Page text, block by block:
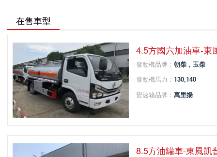
在售車型
4.5方國六加油車-東
發動機品牌： 朝柴，玉柴
發動機馬力： 130,140
變速箱品牌： 萬里揚
8.5方油罐車-東風凱